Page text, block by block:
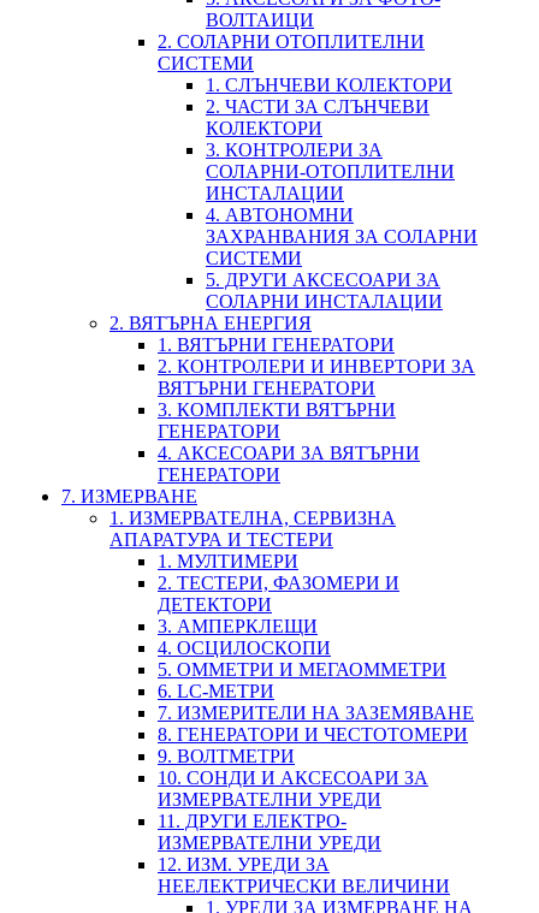
ВОЛТАИЦИ
2. СОЛАРНИ ОТОПЛИТЕЛНИ
СИСТЕМИ
1. СЛЪНЧЕВИ КОЛЕКТОРИ
2. ЧАСТИ ЗА СЛЪНЧЕВИ
КОЛЕКТОРИ
3. КОНТРОЛЕРИ ЗА
СОЛАРНИ-ОТОПЛИТЕЛНИ
ИНСТАЛАЦИИ
4. АВТОНОМНИ
ЗАХРАНВАНИЯ ЗА СОЛАРНИ
СИСТЕМИ
5. ДРУГИ АКСЕСОАРИ ЗА
СОЛАРНИ ИНСТАЛАЦИИ
2. ВЯТЪРНА ЕНЕРГИЯ
1. ВЯТЪРНИ ГЕНЕРАТОРИ
2. КОНТРОЛЕРИ И ИНВЕРТОРИ ЗА
ВЯТЪРНИ ГЕНЕРАТОРИ
3. КОМПЛЕКТИ ВЯТЪРНИ
ГЕНЕРАТОРИ
4. АКСЕСОАРИ ЗА ВЯТЪРНИ
ГЕНЕРАТОРИ
7. ИЗМЕРВАНЕ
1. ИЗМЕРВАТЕЛНА, СЕРВИЗНА
АПАРАТУРА И ТЕСТЕРИ
1. МУЛТИМЕРИ
2. ТЕСТЕРИ, ФАЗОМЕРИ И
ДЕТЕКТОРИ
3. АМПЕРКЛЕЩИ
4. ОСЦИЛОСКОПИ
5. ОММЕТРИ И МЕГАОММЕТРИ
6. LC-МЕТРИ
7. ИЗМЕРИТЕЛИ НА ЗАЗЕМЯВАНЕ
8. ГЕНЕРАТОРИ И ЧЕСТОТОМЕРИ
9. ВОЛТМЕТРИ
10. СОНДИ И АКСЕСОАРИ ЗА
ИЗМЕРВАТЕЛНИ УРЕДИ
11. ДРУГИ ЕЛЕКТРО-
ИЗМЕРВАТЕЛНИ УРЕДИ
12. ИЗМ. УРЕДИ ЗА
НЕЕЛЕКТРИЧЕСКИ ВЕЛИЧИНИ
1. УРЕДИ ЗА ИЗМЕРВАНЕ НА